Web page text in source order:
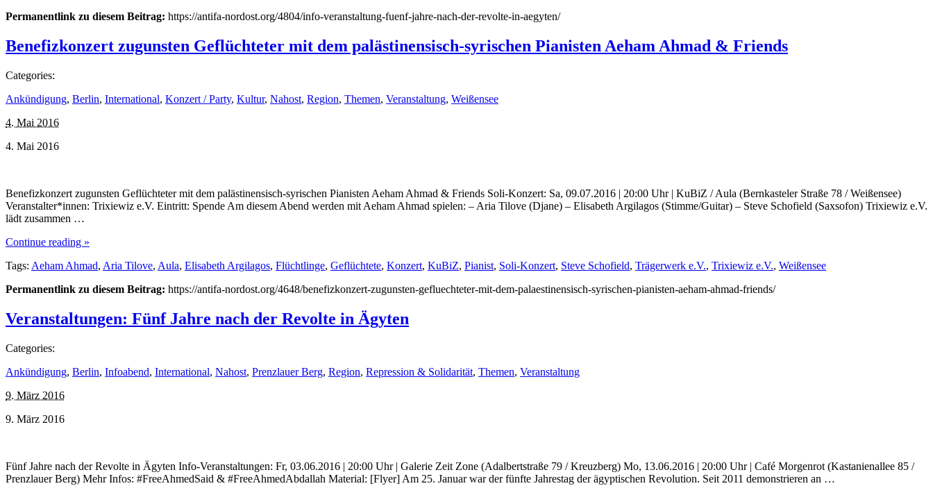
Permanentlink zu diesem Beitrag: https://antifa-nordost.org/4804/info-veranstaltung-fuenf-jahre-nach-der-revolte-in-aegyten/
Benefizkonzert zugunsten Geflüchteter mit dem palästinensisch-syrischen Pianisten Aeham Ahmad & Friends
Categories:
Ankündigung, Berlin, International, Konzert / Party, Kultur, Nahost, Region, Themen, Veranstaltung, Weißensee
4. Mai 2016
4. Mai 2016
Benefizkonzert zugunsten Geflüchteter mit dem palästinensisch-syrischen Pianisten Aeham Ahmad & Friends Soli-Konzert: Sa, 09.07.2016 | 20:00 Uhr | KuBiZ / Aula (Bernkasteler Straße 78 / Weißensee)
Veranstalter*innen: Trixiewiz e.V. Eintritt: Spende Am diesem Abend werden mit Aeham Ahmad spielen: – Aria Tilove (Djane) – Elisabeth Argilagos (Stimme/Guitar) – Steve Schofield (Saxsofon) Trixiewiz e.V.
lädt zusammen …
Continue reading »
Tags: Aeham Ahmad, Aria Tilove, Aula, Elisabeth Argilagos, Flüchtlinge, Geflüchtete, Konzert, KuBiZ, Pianist, Soli-Konzert, Steve Schofield, Trägerwerk e.V., Trixiewiz e.V., Weißensee
Permanentlink zu diesem Beitrag: https://antifa-nordost.org/4648/benefizkonzert-zugunsten-gefluechteter-mit-dem-palaestinensisch-syrischen-pianisten-aeham-ahmad-friends/
Veranstaltungen: Fünf Jahre nach der Revolte in Ägyten
Categories:
Ankündigung, Berlin, Infoabend, International, Nahost, Prenzlauer Berg, Region, Repression & Solidarität, Themen, Veranstaltung
9. März 2016
9. März 2016
Fünf Jahre nach der Revolte in Ägyten Info-Veranstaltungen: Fr, 03.06.2016 | 20:00 Uhr | Galerie Zeit Zone (Adalbertstraße 79 / Kreuzberg) Mo, 13.06.2016 | 20:00 Uhr | Café Morgenrot (Kastanienallee 85 /
Prenzlauer Berg) Mehr Infos: #FreeAhmedSaid & #FreeAhmedAbdallah Material: [Flyer] Am 25. Januar war der fünfte Jahrestag der ägyptischen Revolution. Seit 2011 demonstrieren an …